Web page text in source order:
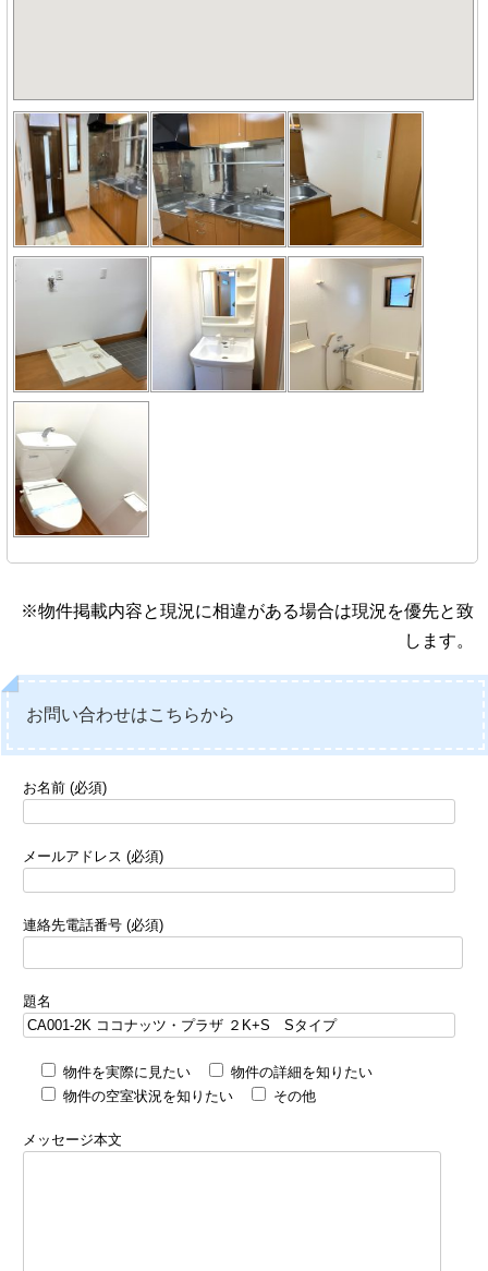
※物件掲載内容と現況に相違がある場合は現況を優先と致
します。
お問い合わせはこちらから
お名前 (必須)
メールアドレス (必須)
連絡先電話番号 (必須)
題名
物件を実際に見たい
物件の詳細を知りたい
物件の空室状況を知りたい
その他
メッセージ本文